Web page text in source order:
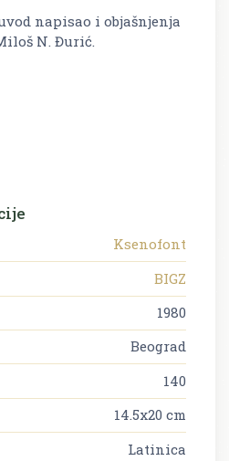
napisao i objašnjenja
N. Đurić.
Ksenofont
BIGZ
1980
Beograd
140
14.5x20 cm
Latinica